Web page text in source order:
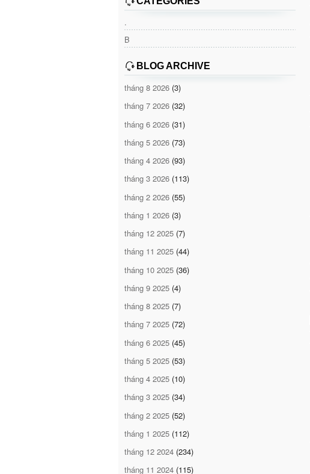
.
B
BLOG ARCHIVE
tháng 8 2026 (3)
tháng 7 2026 (32)
tháng 6 2026 (31)
tháng 5 2026 (73)
tháng 4 2026 (93)
tháng 3 2026 (113)
tháng 2 2026 (55)
tháng 1 2026 (3)
tháng 12 2025 (7)
tháng 11 2025 (44)
tháng 10 2025 (36)
tháng 9 2025 (4)
tháng 8 2025 (7)
tháng 7 2025 (72)
tháng 6 2025 (45)
tháng 5 2025 (53)
tháng 4 2025 (10)
tháng 3 2025 (34)
tháng 2 2025 (52)
tháng 1 2025 (112)
tháng 12 2024 (234)
tháng 11 2024 (115)